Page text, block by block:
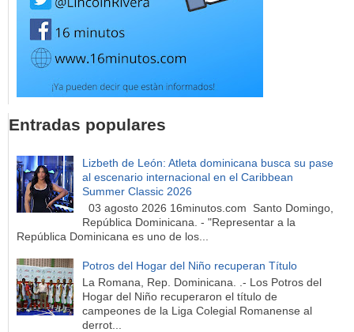
Entradas populares
Lizbeth de León: Atleta dominicana busca su pase
al escenario internacional en el Caribbean
Summer Classic 2026
03 agosto 2026 16minutos.com Santo Domingo,
República Dominicana. - "Representar a la
República Dominicana es uno de los...
Potros del Hogar del Niño recuperan Título
La Romana, Rep. Dominicana. .- Los Potros del
Hogar del Niño recuperaron el título de
campeones de la Liga Colegial Romanense al
derrot...